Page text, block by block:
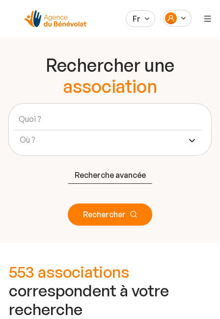
Fr
Rechercher une
association
Recherche avancée
Rechercher
553 associations
correspondent à votre
recherche